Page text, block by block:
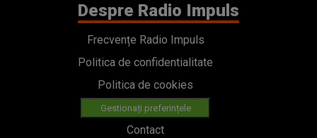
Despre Radio Impuls
Frecvențe Radio Impuls
Politica de confidentialitate
Politica de cookies
Gestionați preferințele
Contact